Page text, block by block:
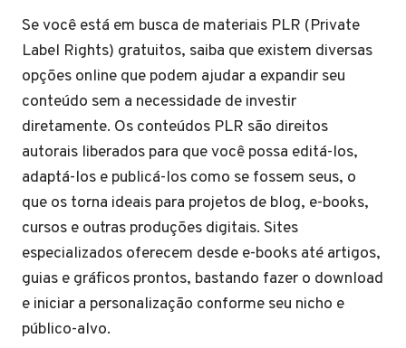
Se você está em busca de materiais PLR (Private
Label Rights) gratuitos, saiba que existem diversas
opções online que podem ajudar a expandir seu
conteúdo sem a necessidade de investir
diretamente. Os conteúdos PLR são direitos
autorais liberados para que você possa editá-los,
adaptá-los e publicá-los como se fossem seus, o
que os torna ideais para projetos de blog, e-books,
cursos e outras produções digitais. Sites
especializados oferecem desde e-books até artigos,
guias e gráficos prontos, bastando fazer o download
e iniciar a personalização conforme seu nicho e
público-alvo.